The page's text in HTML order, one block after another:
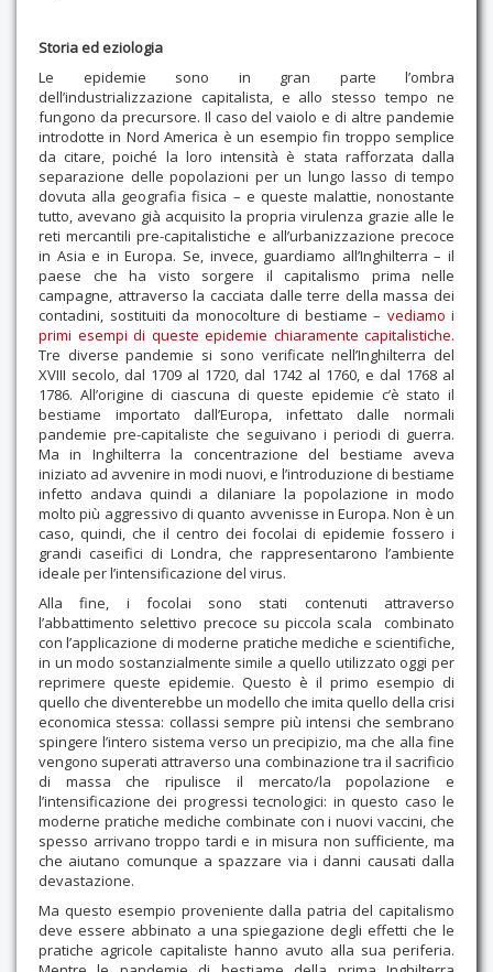
Storia ed eziologia
Le epidemie sono in gran parte l’ombra
dell’industrializzazione capitalista, e allo stesso tempo ne
fungono da precursore. Il caso del vaiolo e di altre pandemie
introdotte in Nord America è un esempio fin troppo semplice
da citare, poiché la loro intensità è stata rafforzata dalla
separazione delle popolazioni per un lungo lasso di tempo
dovuta alla geografia fisica – e queste malattie, nonostante
tutto, avevano già acquisito la propria virulenza grazie alle le
reti mercantili pre-capitalistiche e all’urbanizzazione precoce
in Asia e in Europa. Se, invece, guardiamo all’Inghilterra – il
paese che ha visto sorgere il capitalismo prima nelle
campagne, attraverso la cacciata dalle terre della massa dei
contadini, sostituiti da monocolture di bestiame – vediamo i
primi esempi di queste epidemie chiaramente capitalistiche.
Tre diverse pandemie si sono verificate nell’Inghilterra del
XVIII secolo, dal 1709 al 1720, dal 1742 al 1760, e dal 1768 al
1786. All’origine di ciascuna di queste epidemie c’è stato il
bestiame importato dall’Europa, infettato dalle normali
pandemie pre-capitaliste che seguivano i periodi di guerra.
Ma in Inghilterra la concentrazione del bestiame aveva
iniziato ad avvenire in modi nuovi, e l’introduzione di bestiame
infetto andava quindi a dilaniare la popolazione in modo
molto più aggressivo di quanto avvenisse in Europa. Non è un
caso, quindi, che il centro dei focolai di epidemie fossero i
grandi caseifici di Londra, che rappresentarono l’ambiente
ideale per l’intensificazione del virus.
Alla fine, i focolai sono stati contenuti attraverso
l’abbattimento selettivo precoce su piccola scala combinato
con l’applicazione di moderne pratiche mediche e scientifiche,
in un modo sostanzialmente simile a quello utilizzato oggi per
reprimere queste epidemie. Questo è il primo esempio di
quello che diventerebbe un modello che imita quello della crisi
economica stessa: collassi sempre più intensi che sembrano
spingere l’intero sistema verso un precipizio, ma che alla fine
vengono superati attraverso una combinazione tra il sacrificio
di massa che ripulisce il mercato/la popolazione e
l’intensificazione dei progressi tecnologici: in questo caso le
moderne pratiche mediche combinate con i nuovi vaccini, che
spesso arrivano troppo tardi e in misura non sufficiente, ma
che aiutano comunque a spazzare via i danni causati dalla
devastazione.
Ma questo esempio proveniente dalla patria del capitalismo
deve essere abbinato a una spiegazione degli effetti che le
pratiche agricole capitaliste hanno avuto alla sua periferia.